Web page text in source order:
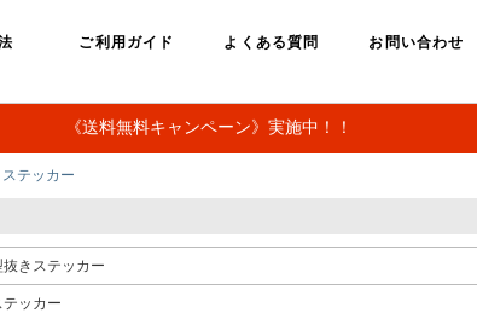
ご利用ガイド よくある質問 お問い合わせ
《送料無料キャンペーン》実施中！！
ステッカー
抜きステッカー
テッカー